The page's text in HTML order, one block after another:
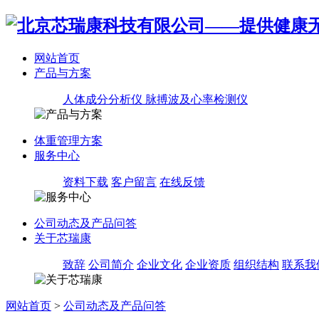
网站首页
产品与方案
人体成分分析仪 脉搏波及心率检测仪
体重管理方案
服务中心
资料下载 客户留言 在线反馈
公司动态及产品问答
关于芯瑞康
致辞 公司简介 企业文化 企业资质 组织结构 联系我
网站首页 > 公司动态及产品问答